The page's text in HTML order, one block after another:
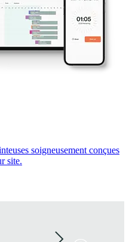
soigneusement conçues
site.